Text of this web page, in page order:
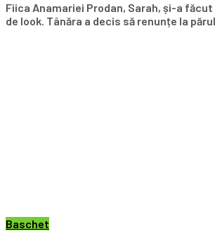
Fiica Anamariei Prodan, Sarah, și-a
de look. Tânăra a decis să renunțe la
Baschet